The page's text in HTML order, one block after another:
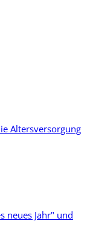
Altersversorgung
neues Jahr" und